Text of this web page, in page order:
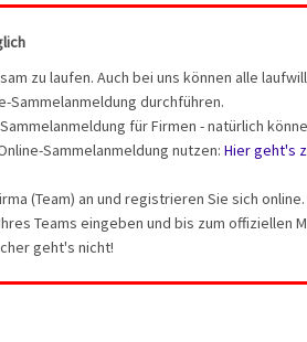
zu laufen. Auch bei uns können alle
Sammelanmeldung durchführen.
für Firmen - natürlich
Sammelanmeldung nutzen:Hier geht's
(Team) an und registrieren Sie sich online.
Teams eingeben und bis zum offiziellen
geht's nicht!